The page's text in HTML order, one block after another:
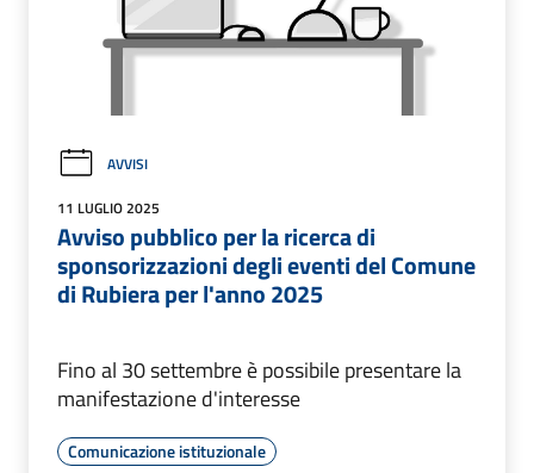
AVVISI
11 LUGLIO 2025
Avviso pubblico per la ricerca di
sponsorizzazioni degli eventi del Comune
di Rubiera per l'anno 2025
Fino al 30 settembre è possibile presentare la
manifestazione d'interesse
Comunicazione istituzionale